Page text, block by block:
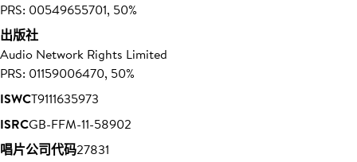
PRS: 00549655701, 50%
出版社
Audio Network Rights Limited
PRS: 01159006470, 50%
ISWCT9111635973
ISRCGB-FFM-11-58902
唱片公司代码27831